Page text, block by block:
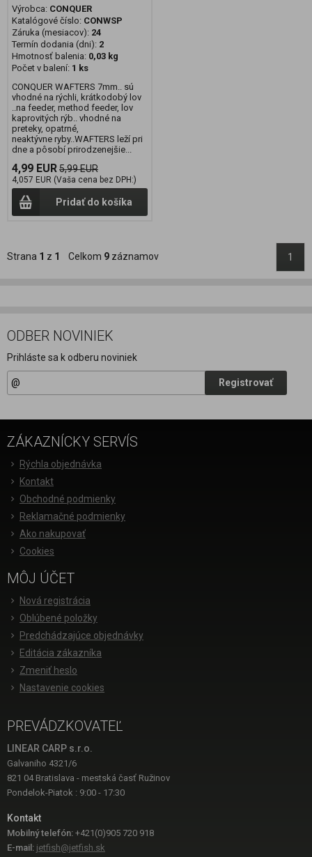
Výrobca: CONQUER
Katalógové číslo: CONWSP
Záruka (mesiacov): 24
Termín dodania (dni): 2
Hmotnosť balenia: 0,03 kg
Počet v balení: 1 ks
CONQUER WAFTERS 7mm.. sú
vhodné na rýchli, krátkodobý lov
..na feeder, method feeder, lov
kaprovitých rýb.. vhodné na
preteky, opatrné,
neaktývne ryby..WAFTERS leží pri
dne a pôsobí prirodzenejšie...
4,99 EUR5,99 EUR
4,057 EUR (Vaša cena bez DPH:)
Pridať do košíka
Strana 1 z 1 Celkom 9 záznamov 1
ODBER NOVINIEK
Prihláste sa k odberu noviniek
Registrovať
ZÁKAZNÍCKY SERVÍS
Rýchla objednávka
Kontakt
Obchodné podmienky
Reklamačné podmienky
Ako nakupovať
Cookies
MÔJ ÚČET
Nová registrácia
Oblúbené položky
Predchádzajúce objednávky
Editácia zákazníka
Zmeniť heslo
Nastavenie cookies
PREVÁDZKOVATEĽ
LINEAR CARP s.r.o.
Galvaniho 4321/6
821 04 Bratislava - mestská časť Ružinov
Pondelok-Piatok : 9:00 - 17:30
Kontakt
Mobilný telefón: +421(0)905 720 918
E-mail: jetfish@jetfish.sk